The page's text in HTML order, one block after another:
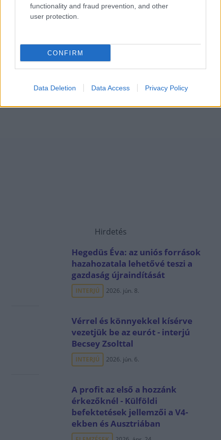
functionality and fraud prevention, and other
user protection.
CONFIRM
Data Deletion Data Access Privacy Policy
Hirdetés
Hegedüs Éva: az uniós források
hazahozatala lehetővé teszi a
gazdaság újraindítását
INTERJÚ 2026. jún. 8.
Vérrel és könnyekkel kísérve
vezetjük be az eurót - interjú
Becsey Zsolttal
INTERJÚ 2026. jún. 6.
A profit az első a hozzánk
érkezőknél - Külföldi
befektetések jellemzői a V4-
ekben és Ausztriában